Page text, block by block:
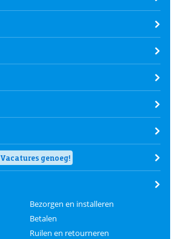
Vacatures genoeg!
Bezorgen en installeren
Betalen
Ruilen en retourneren